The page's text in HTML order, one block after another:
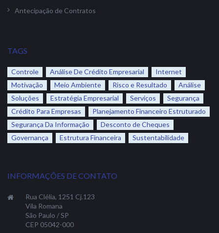
Antecipação de Contratos
TAGS
Controle Análise De Crédito Empresarial
Internet
Motivação
Meio Ambiente Risco e Resultado
Análise
Soluções
Estratégia Empresarial Serviços
Segurança
Crédito Para Empresas
Planejamento Financeiro Estruturado
Segurança Da Informação
Desconto de Cheques
Governança
Estrutura Financeira Sustentabilidade
INFORMAÇÕES DE CONTATO
Rua Clélia, 1251 Cj.123
Vila Romana
São Paulo / SP
CEP 05042-000